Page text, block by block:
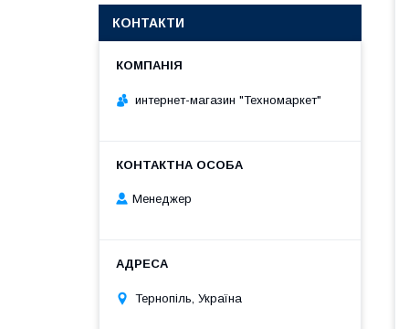
КОНТАКТИ
интернет-магазин "Техномаркет"
Менеджер
Тернопіль, Україна